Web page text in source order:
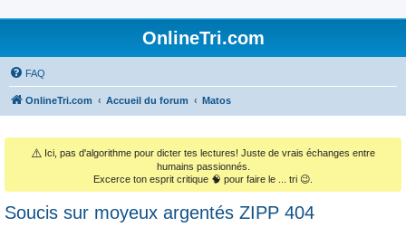
OnlineTri.com
FAQ
OnlineTri.com Accueil du forum Matos
⚠️ Ici, pas d'algorithme pour dicter tes lectures! Juste de vrais échanges entre
humains passionnés.
Excerce ton esprit critique 🧠 pour faire le ... tri 😉.
Soucis sur moyeux argentés ZIPP 404